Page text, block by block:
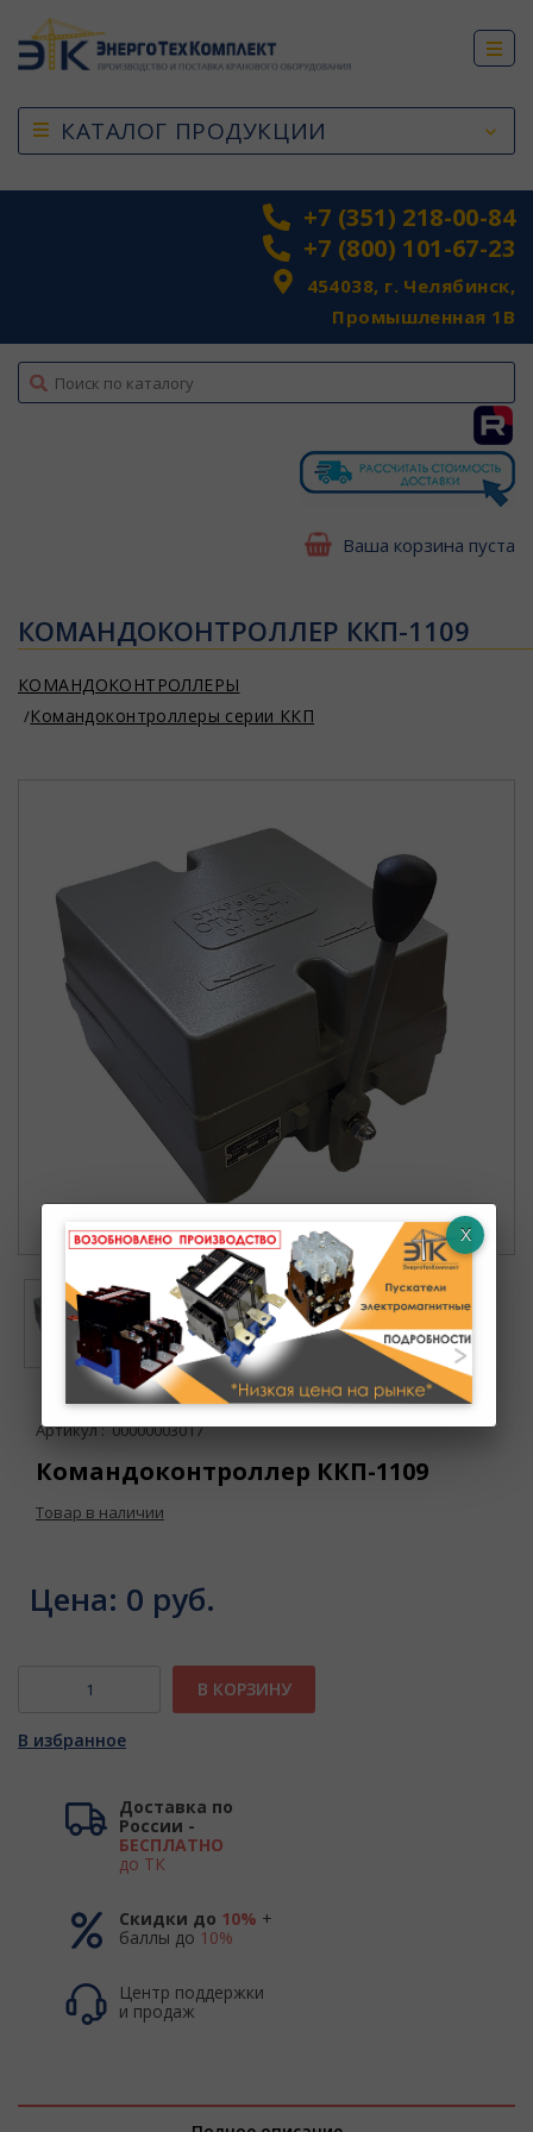
КАТАЛОГ ПРОДУКЦИИ
+7 (351) 218-00-84
+7 (800) 101-67-23
454038, г. Челябинск,
Промышленная 1В
top
Ваша корзина пуста
КОМАНДОКОНТРОЛЛЕР ККП-1109
КОМАНДОКОНТРОЛЛЕРЫ
Командоконтроллеры серии ККП
Артикул : 00000003017
Командоконтроллер ККП-1109
Товар в наличии
Цена: 0 руб.
В КОРЗИНУ
В избранное
Доставка по
России -
БЕСПЛАТНО
до ТК
Скидки до 10% +
баллы до 10%
Центр поддержки
и продаж